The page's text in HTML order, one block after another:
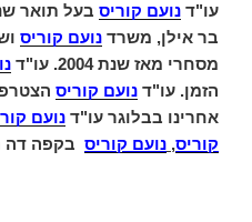
עו"ד נועם קוריס בעל תואר
בר אילן, משרד נועם קוריס
מסחרי מאז שנת 2004. עו"ד
הזמן. עו"ד נועם קוריס
אחרינו בבלוגר עו"ד נועם
קוריס, נועם קוריס בקפה דה